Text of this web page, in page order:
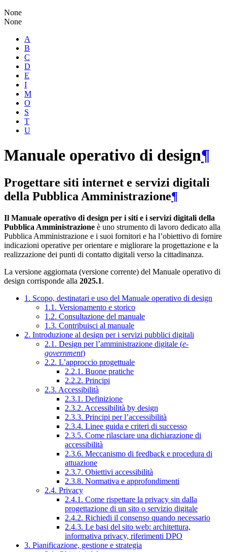
None
None
A
B
C
D
E
I
M
O
S
T
U
Manuale operativo di design¶
Progettare siti internet e servizi digitali
della Pubblica Amministrazione¶
Il Manuale operativo di design per i siti e i servizi digitali della
Pubblica Amministrazione è uno strumento di lavoro dedicato alla
Pubblica Amministrazione e i suoi fornitori e ha l’obiettivo di fornire
indicazioni operative per orientare e migliorare la progettazione e la
realizzazione dei punti di contatto digitali verso la cittadinanza.
La versione aggiornata (versione corrente) del Manuale operativo di
design corrisponde alla 2025.1.
1. Scopo, destinatari e uso del Manuale operativo di design
1.1. Versionamento e storico
1.2. Consultazione del manuale
1.3. Contribuisci al manuale
2. Introduzione al design per i servizi pubblici digitali
2.1. Design per l’amministrazione digitale (e-
government)
2.2. L’approccio progettuale
2.2.1. Buone pratiche
2.2.2. Principi
2.3. Accessibilità
2.3.1. Definizione
2.3.2. Accessibilità by design
2.3.3. Principi per l’accessibilità
2.3.4. Linee guida e criteri di successo
2.3.5. Come rilasciare una dichiarazione di
accessibilità
2.3.6. Meccanismo di feedback e procedura di
attuazione
2.3.7. Obiettivi accessibilità
2.3.8. Normativa e approfondimenti
2.4. Privacy
2.4.1. Come rispettare la privacy sin dalla
progettazione di un sito o servizio digitale
2.4.2. Richiedi il consenso quando necessario
2.4.3. Le basi del sito web: architettura,
informativa privacy, riferimenti DPO
3. Pianificazione, gestione e strategia